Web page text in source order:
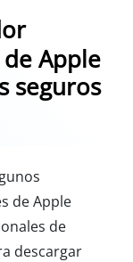
Apple
seguros
de Apple
de
descargar